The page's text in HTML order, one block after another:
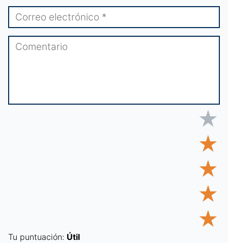
★
★
★
★
★
Tu puntuación: Útil